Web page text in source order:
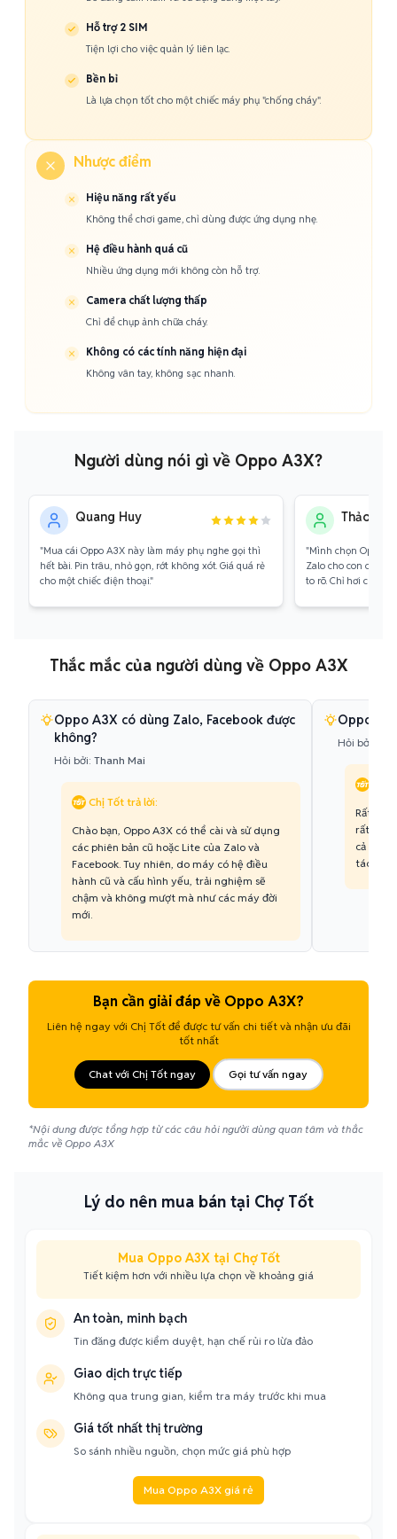
Hỗ trợ 2 SIM
Tiện lợi cho việc quản lý liên lạc.
Bền bỉ
Là lựa chọn tốt cho một chiếc máy phụ "chống cháy".
Nhược điểm
Hiệu năng rất yếu
Không thể chơi game, chỉ dùng được ứng dụng nhẹ.
Hệ điều hành quá cũ
Nhiều ứng dụng mới không còn hỗ trợ.
Camera chất lượng thấp
Chỉ để chụp ảnh chữa cháy.
Không có các tính năng hiện đại
Không vân tay, không sạc nhanh.
Người dùng nói gì về Oppo A3X?
Quang Huy
"Mua cái Oppo A3X này làm máy phụ nghe gọi thì
hết bài. Pin trâu, nhỏ gọn, rớt không xót. Giá quá rẻ
cho một chiếc điện thoại."
Thảo My
"Mình chọn Oppo
Zalo cho con cháu.
to rõ. Chỉ hơi chậm
Thắc mắc của người dùng về Oppo A3X
Oppo A3X có dùng Zalo, Facebook được
không?
Hỏi bởi: Thanh Mai
Chị Tốt trả lời:
Chào bạn, Oppo A3X có thể cài và sử dụng
các phiên bản cũ hoặc Lite của Zalo và
Facebook. Tuy nhiên, do máy có hệ điều
hành cũ và cấu hình yếu, trải nghiệm sẽ
chậm và không mượt mà như các máy đời
mới.
Oppo
Hỏi bởi:
Rất tiếc
rất yếu
cả các
tác vụ
Bạn cần giải đáp về Oppo A3X?
Liên hệ ngay với Chị Tốt để được tư vấn chi tiết và nhận ưu đãi
tốt nhất
Chat với Chị Tốt ngay Gọi tư vấn ngay
*Nội dung được tổng hợp từ các câu hỏi người dùng quan tâm và thắc
mắc về Oppo A3X
Lý do nên mua bán tại Chợ Tốt
Mua Oppo A3X tại Chợ Tốt
Tiết kiệm hơn với nhiều lựa chọn về khoảng giá
An toàn, minh bạch
Tin đăng được kiểm duyệt, hạn chế rủi ro lừa đảo
Giao dịch trực tiếp
Không qua trung gian, kiểm tra máy trước khi mua
Giá tốt nhất thị trường
So sánh nhiều nguồn, chọn mức giá phù hợp
Mua Oppo A3X giá rẻ